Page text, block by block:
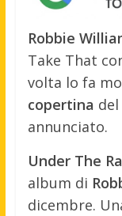
Robbie
Take That
volta lo fa
copertina
annunciato.
Under The
album di
dicembre.